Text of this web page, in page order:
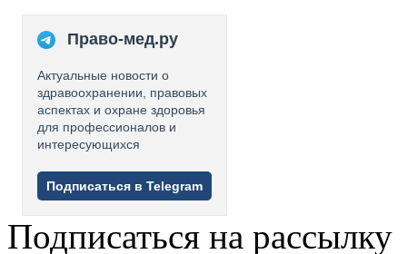
Право-мед.ру
Актуальные новости о
здравоохранении, правовых
аспектах и охране здоровья
для профессионалов и
интересующихся
Подписаться в Telegram
Подписаться на рассылку